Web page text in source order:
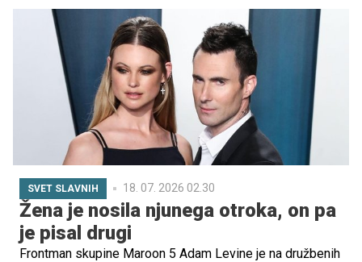
velikih pričakovanj in hitrih sprememb za vas in vašega
otroka.
SVET SLAVNIH 18. 07. 2026 02.30
Žena je nosila njunega otroka, on pa
je pisal drugi
Frontman skupine Maroon 5 Adam Levine je na družbenih